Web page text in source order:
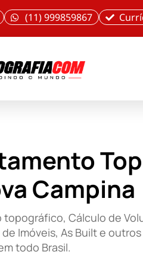
(11) 999859867
Campina
topográfico, Cálculo de
Imóveis, As Built e
todo Brasil.